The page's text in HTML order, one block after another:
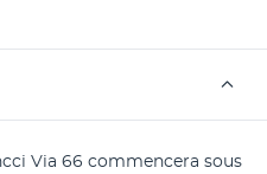
Via 66 commencera sous